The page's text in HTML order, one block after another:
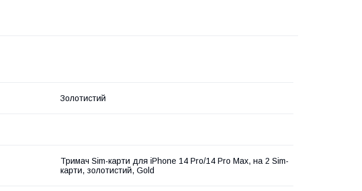
Золотистий
Тримач Sim-карти для iPhone 14 Pro/14 Pro Max, на 2 Sim-
карти, золотистий, Gold